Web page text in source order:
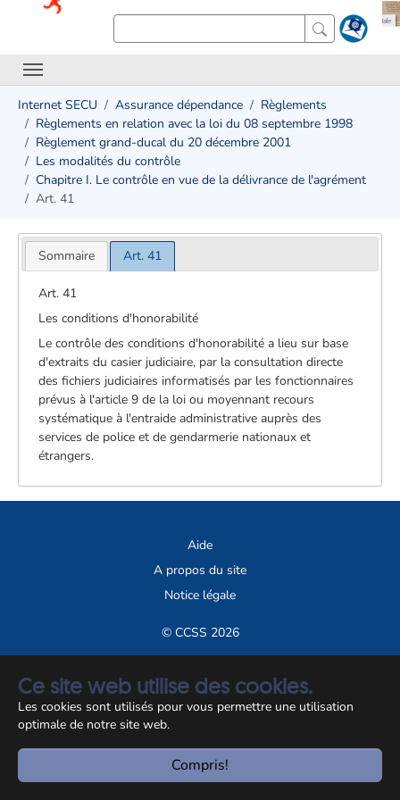
Ce site web utilise des cookies.
Les cookies sont utilisés pour vous permettre une utilisation
optimale de notre site web.
Compris!
Internet SECU Assurance dépendance
Règlements
Règlements en relation avec la loi du 08 septembre 1998
Règlement grand-ducal du 20 décembre 2001
Les modalités du contrôle
Chapitre I. Le contrôle en vue de la délivrance de l'agrément
Art. 41
Sommaire Art. 41
Art. 41
Les conditions d'honorabilité
Le contrôle des conditions d'honorabilité a lieu sur base
d'extraits du casier judiciaire, par la consultation directe
des fichiers judiciaires informatisés par les fonctionnaires
prévus à l'article 9 de la loi ou moyennant recours
systématique à l'entraide administrative auprès des
services de police et de gendarmerie nationaux et
étrangers.
Aide
A propos du site
Notice légale
© CCSS 2026